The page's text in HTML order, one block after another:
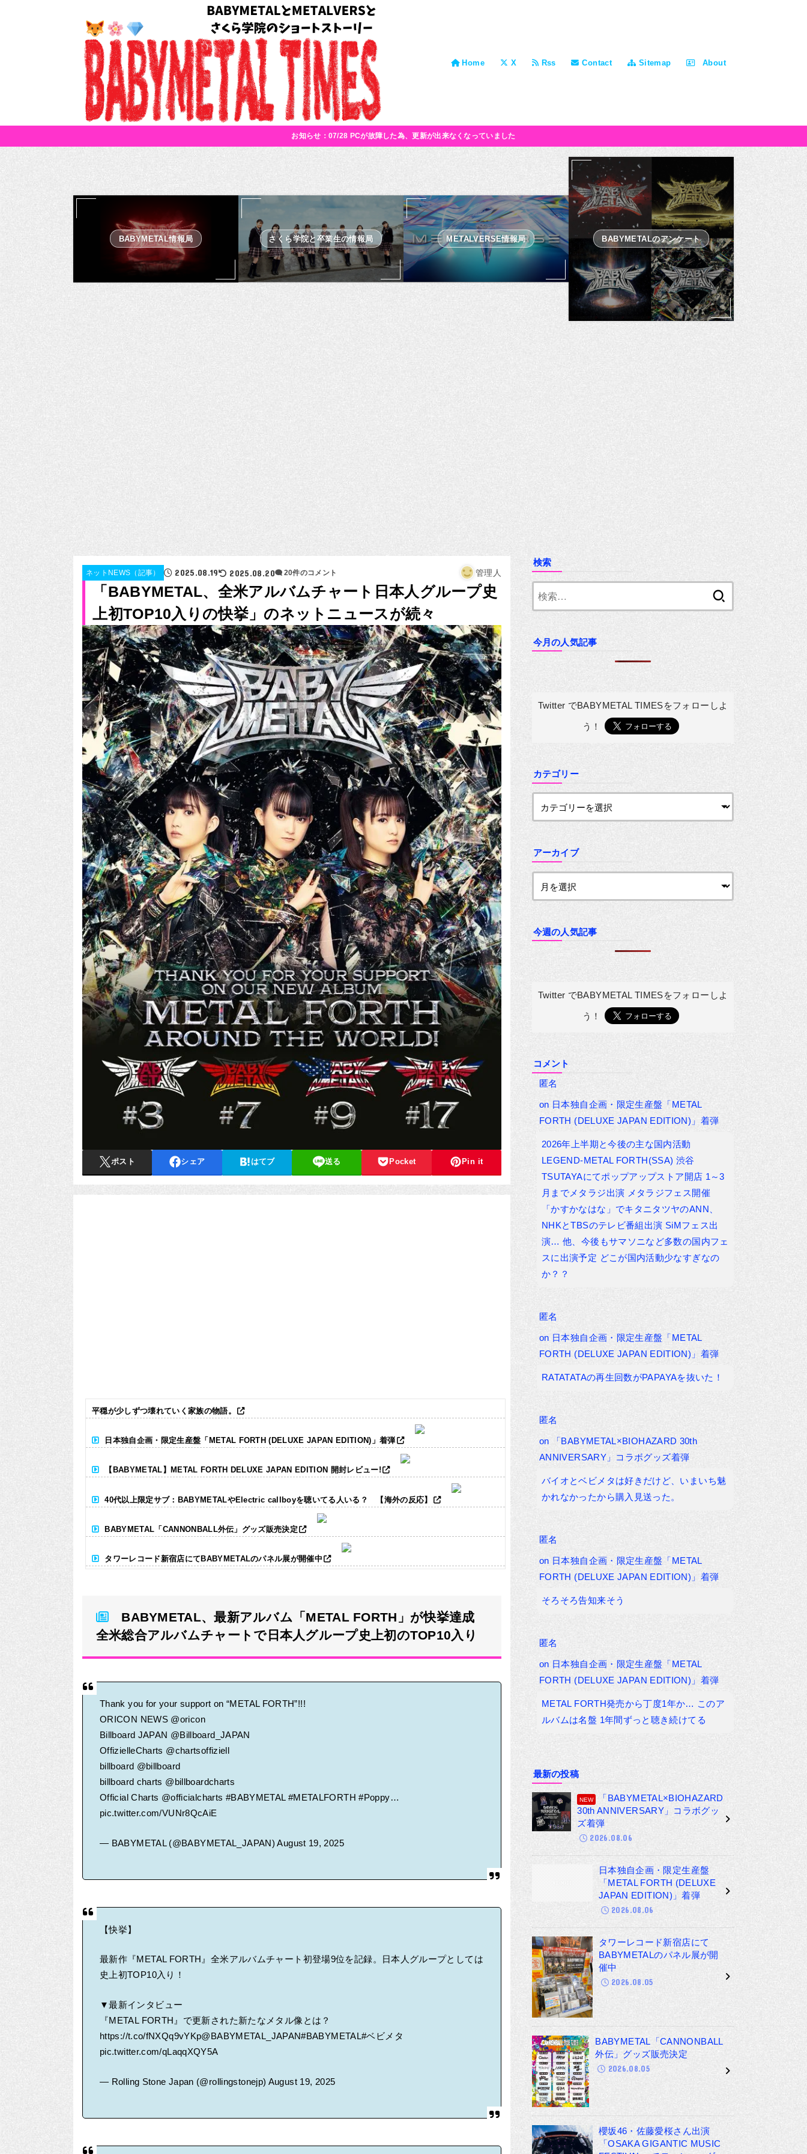
Home X Rss Contact Sitemap About
お知らせ：07/28 PCが故障した為、更新が出来なくなっていました
BABYMETAL情報局 さくら学院と卒業生の情報局 METALVERSE情報局 BABYMETALのアンケート
ネットNEWS（記事） 2025.08.19 2025.08.20 20件のコメント 管理人
「BABYMETAL、全米アルバムチャート日本人グループ史
上初TOP10入りの快挙」のネットニュースが続々
ポスト シェア はてブ 送る Pocket Pin it
平穏が少しずつ壊れていく家族の物語。
日本独自企画・限定生産盤「METAL FORTH (DELUXE JAPAN EDITION)」着弾
【BABYMETAL】METAL FORTH DELUXE JAPAN EDITION 開封レビュー!
40代以上限定サブ：BABYMETALやElectric callboyを聴いてる人いる？ 【海外の反応】
BABYMETAL「CANNONBALL外伝」グッズ販売決定
タワーレコード新宿店にてBABYMETALのパネル展が開催中
BABYMETAL、最新アルバム「METAL FORTH」が快挙達成
全米総合アルバムチャートで日本人グループ史上初のTOP10入り
Thank you for your support on “METAL FORTH”!!!
ORICON NEWS @oricon
Billboard JAPAN @Billboard_JAPAN
OffizielleCharts @chartsoffiziell
billboard @billboard
billboard charts @billboardcharts
Official Charts @officialcharts #BABYMETAL #METALFORTH #Poppy…
pic.twitter.com/VUNr8QcAiE
— BABYMETAL (@BABYMETAL_JAPAN)August 19, 2025
【快挙】
最新作『METAL FORTH』全米アルバムチャート初登場9位を記録。日本人グループとしては
史上初TOP10入り！
▼最新インタビュー
『METAL FORTH』で更新された新たなメタル像とは？
https://t.co/fNXQq9vYKp@BABYMETAL_JAPAN#BABYMETAL#ベビメタ
pic.twitter.com/qLaqqXQY5A
— Rolling Stone Japan (@rollingstonejp) August 19, 2025
検索
今月の人気記事
Twitter でBABYMETAL TIMESをフォローしよ
う！
カテゴリー
アーカイブ
今週の人気記事
Twitter でBABYMETAL TIMESをフォローしよ
う！
コメント
匿名
on 日本独自企画・限定生産盤「METAL
FORTH (DELUXE JAPAN EDITION)」着弾
2026年上半期と今後の主な国内活動
LEGEND-METAL FORTH(SSA) 渋谷
TSUTAYAにてポップアップストア開店 1～3
月までメタラジ出演 メタラジフェス開催
「かすかなはな」でキタニタツヤのANN、
NHKとTBSのテレビ番組出演 SiMフェス出
演… 他、今後もサマソニなど多数の国内フェ
スに出演予定 どこが国内活動少なすぎなの
か？？
匿名
on 日本独自企画・限定生産盤「METAL
FORTH (DELUXE JAPAN EDITION)」着弾
RATATATAの再生回数がPAPAYAを抜いた！
匿名
on
「BABYMETAL×BIOHAZARD 30th
ANNIVERSARY」コラボグッズ着弾
バイオとベビメタは好きだけど、いまいち魅
かれなかったから購入見送った。
匿名
on 日本独自企画・限定生産盤「METAL
FORTH (DELUXE JAPAN EDITION)」着弾
そろそろ告知来そう
匿名
on 日本独自企画・限定生産盤「METAL
FORTH (DELUXE JAPAN EDITION)」着弾
METAL FORTH発売から丁度1年か… このア
ルバムは名盤 1年間ずっと聴き続けてる
最新の投稿
「BABYMETAL×BIOHAZARD
30th ANNIVERSARY」コラボグッ
ズ着弾
2026.08.06
日本独自企画・限定生産盤
「METAL FORTH (DELUXE
JAPAN EDITION)」着弾
2026.08.06
タワーレコード新宿店にて
BABYMETALのパネル展が開
催中
2026.08.05
BABYMETAL「CANNONBALL
外伝」グッズ販売決定
2026.08.05
櫻坂46・佐藤愛桜さん出演
「OSAKA GIGANTIC MUSIC